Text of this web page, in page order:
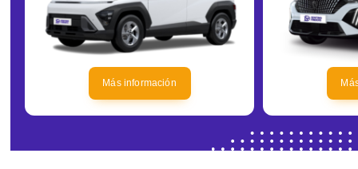
Más información